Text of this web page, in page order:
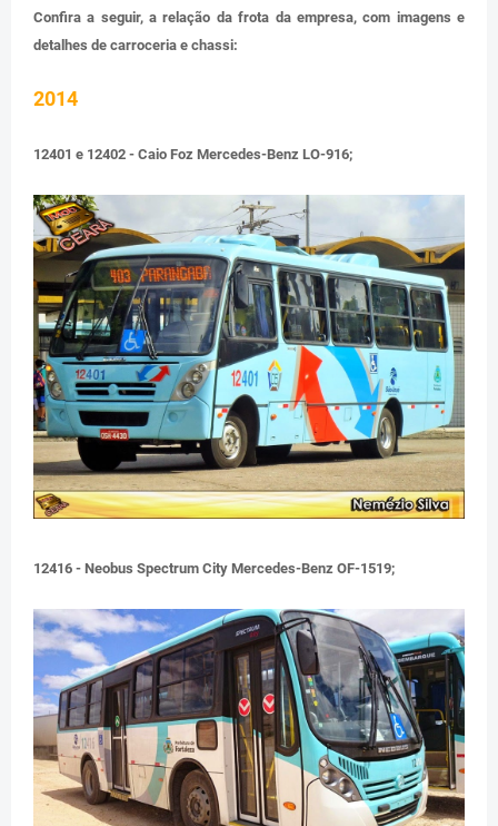
Confira a seguir, a relação da frota da empresa, com imagens e
detalhes de carroceria e chassi:
2014
12401 e 12402 - Caio Foz Mercedes-Benz LO-916;
12416 - Neobus Spectrum City Mercedes-Benz OF-1519;